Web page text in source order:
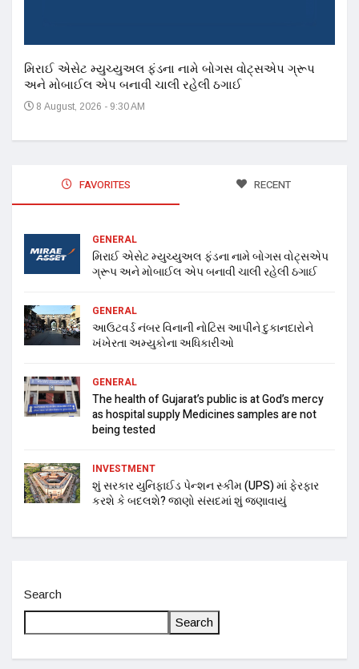
મિરાઈ એસેટ મ્યુચ્યુઅલ ફંડના નામે બોગસ વોટ્સએપ ગ્રૂપ
અને મોબાઈલ એપ બનાવી ચાલી રહેલી ઠગાઈ
8 August, 2026 - 9:30 AM
FAVORITES RECENT
GENERAL
મિરાઈ એસેટ મ્યુચ્યુઅલ ફંડના નામે બોગસ વોટ્સએપ
ગ્રૂપ અને મોબાઈલ એપ બનાવી ચાલી રહેલી ઠગાઈ
GENERAL
આઉટવર્ડ નંબર વિનાની નોટિસ આપીને દુકાનદારોને
ખંખેરતા અમ્યુકોના અધિકારીઓ
GENERAL
The health of Gujarat’s public is at God’s mercy
as hospital supply Medicines samples are not
being tested
INVESTMENT
શું સરકાર યુનિફાઈડ પેન્શન સ્કીમ (UPS) માં ફેરફાર
કરશે કે બદલશે? જાણો સંસદમાં શું જણાવાયું
Search
Search